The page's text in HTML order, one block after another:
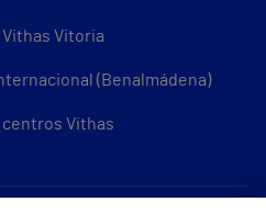
Vitoria
(Benalmádena)
centros Vithas